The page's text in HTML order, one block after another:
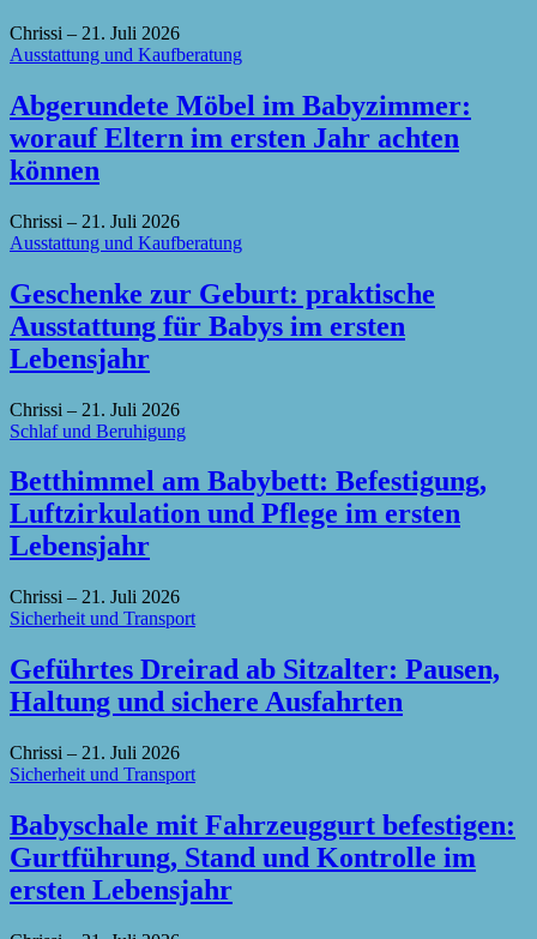
Chrissi – 21. Juli 2026
Ausstattung und Kaufberatung
Abgerundete Möbel im Babyzimmer:
worauf Eltern im ersten Jahr achten
können
Chrissi – 21. Juli 2026
Ausstattung und Kaufberatung
Geschenke zur Geburt: praktische
Ausstattung für Babys im ersten
Lebensjahr
Chrissi – 21. Juli 2026
Schlaf und Beruhigung
Betthimmel am Babybett: Befestigung,
Luftzirkulation und Pflege im ersten
Lebensjahr
Chrissi – 21. Juli 2026
Sicherheit und Transport
Geführtes Dreirad ab Sitzalter: Pausen,
Haltung und sichere Ausfahrten
Chrissi – 21. Juli 2026
Sicherheit und Transport
Babyschale mit Fahrzeuggurt befestigen:
Gurtführung, Stand und Kontrolle im
ersten Lebensjahr